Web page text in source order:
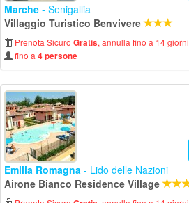
Marche - Senigallia
Villaggio Turistico Benvivere
Prenota Sicuro Gratis, annulla fino a 14 giorni
fino a 4 persone
Emilia Romagna - Lido delle Nazioni
Airone Bianco Residence Village